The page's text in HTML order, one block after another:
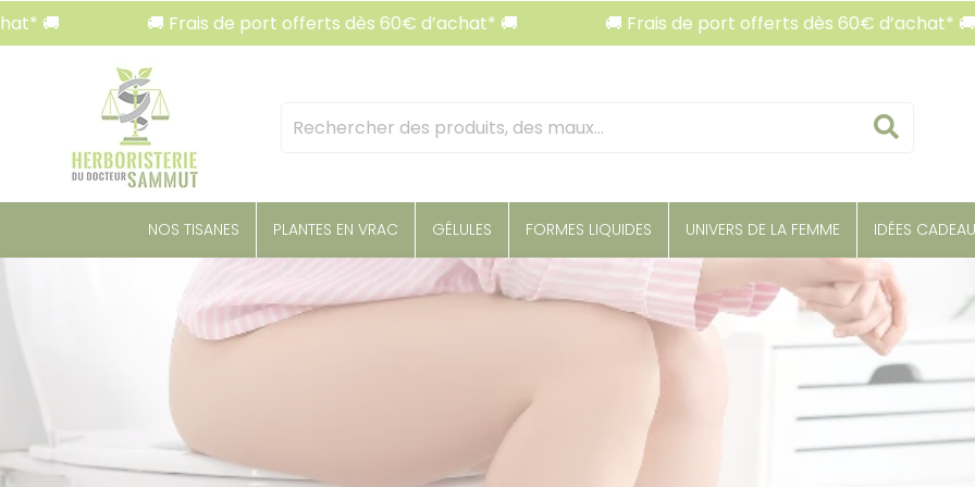
🚚 Frais de port offerts dès 60€ d’achat* 🚚 🚚 Frais de port offerts dès 60€ d’achat* 🚚
Mots
clés
NOS TISANES PLANTES EN VRAC GÉLULES FORMES LIQUIDES UNIVERS DE LA FEMME IDÉES
Panneau de gestion des cookies